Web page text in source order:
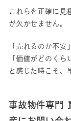
これらを正確に見
が欠かせません。
「売れるのか不安」
「価値がどのくら
と感じた時こそ、
事故物件専門